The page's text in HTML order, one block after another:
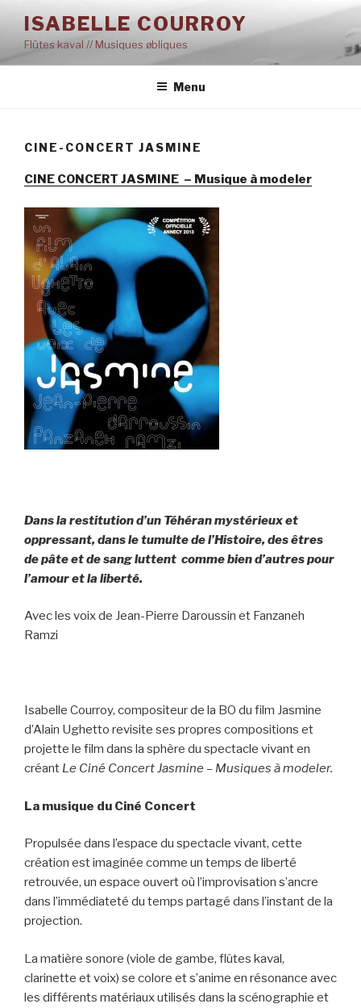
contenu
principal
ISABELLE COURROY
Flûtes kaval // Musiques øbliques
Menu
CINE-CONCERT JASMINE
CINE CONCERT JASMINE – Musique à modeler
Dans la restitution d’un Téhéran mystérieux et
oppressant, dans le tumulte de l’Histoire, des êtres
de pâte et de sang luttent comme bien d’autres pour
l’amour et la liberté.
Avec les voix de Jean-Pierre Daroussin et Fanzaneh
Ramzi
Isabelle Courroy, compositeur de la BO du film Jasmine
d’Alain Ughetto revisite ses propres compositions et
projette le film dans la sphère du spectacle vivant en
créant Le Ciné Concert Jasmine – Musiques à modeler.
La musique du Ciné Concert
Propulsée dans l’espace du spectacle vivant, cette
création est imaginée comme un temps de liberté
retrouvée, un espace ouvert où l’improvisation s’ancre
dans l’immédiateté du temps partagé dans l’instant de la
projection.
La matière sonore (viole de gambe, flûtes kaval,
clarinette et voix) se colore et s’anime en résonance avec
les différents matériaux utilisés dans la scénographie et